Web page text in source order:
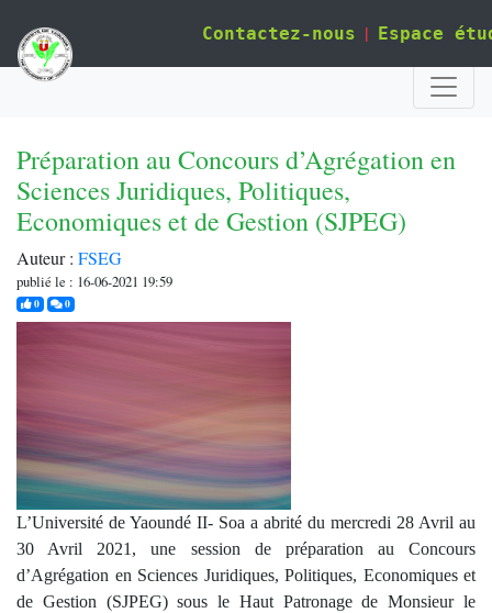
Contactez-nous | Espace
Préparation au Concours d’Agrégation en
Sciences Juridiques, Politiques,
Economiques et de Gestion (SJPEG)
Auteur : FSEG
publié le : 16-06-2021 19:59
0j'aime0commentaires
L’Université de Yaoundé II- Soa a abrité du mercredi 28 Avril au
30 Avril 2021, une session de préparation au Concours
d’Agrégation en Sciences Juridiques, Politiques, Economiques et
de Gestion (SJPEG) sous le Haut Patronage de Monsieur le